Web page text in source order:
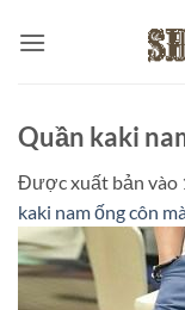
qua
Quần kaki
Được xuất bản vào
kaki nam ống côn